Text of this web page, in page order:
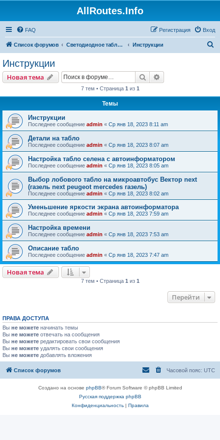
AllRoutes.Info
FAQ Вход
Регистрация
Список форумов Светодиодное табло для транспорта (автобусы, трамваи, трол) Инструкции
Инструкции
Новая тема Поиск
7 тем • Страница 1 из 1
Темы
Инструкции
Последнее сообщение admin « Ср янв 18, 2023 8:11 am
Детали на табло
Последнее сообщение admin « Ср янв 18, 2023 8:07 am
Настройка табло селена с автоинформатором
Последнее сообщение admin « Ср янв 18, 2023 8:05 am
Выбор лобового табло на микроавтобус Вектор next
(газель next peugeot mercedes газель)
Последнее сообщение admin « Ср янв 18, 2023 8:02 am
Уменьшение яркости экрана автоинформатора
Последнее сообщение admin « Ср янв 18, 2023 7:59 am
Настройка времени
Последнее сообщение admin « Ср янв 18, 2023 7:53 am
Описание табло
Последнее сообщение admin « Ср янв 18, 2023 7:47 am
Новая тема
7 тем • Страница 1 из 1
Перейти
ПРАВА ДОСТУПА
Вы не можете начинать темы
Вы не можете отвечать на сообщения
Вы не можете редактировать свои сообщения
Вы не можете удалять свои сообщения
Вы не можете добавлять вложения
Список форумов Часовой пояс: UTC
Создано на основе phpBB® Forum Software © phpBB Limited
Русская поддержка phpBB
Конфиденциальность| Правила